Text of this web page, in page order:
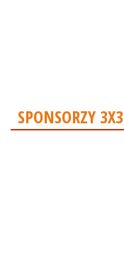
SPONSORZY 3X3